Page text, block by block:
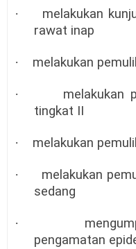
·
melakukan
rawat inap
· melakukan
·
melakukan
tingkat II
· melakukan
·
melakukan
sedang
·
pengamatan